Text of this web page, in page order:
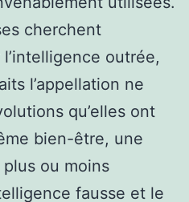
cherchent
outrée,
l’appellation ne
qu’elles ont
bien-être, une
ou moins
fausse et le